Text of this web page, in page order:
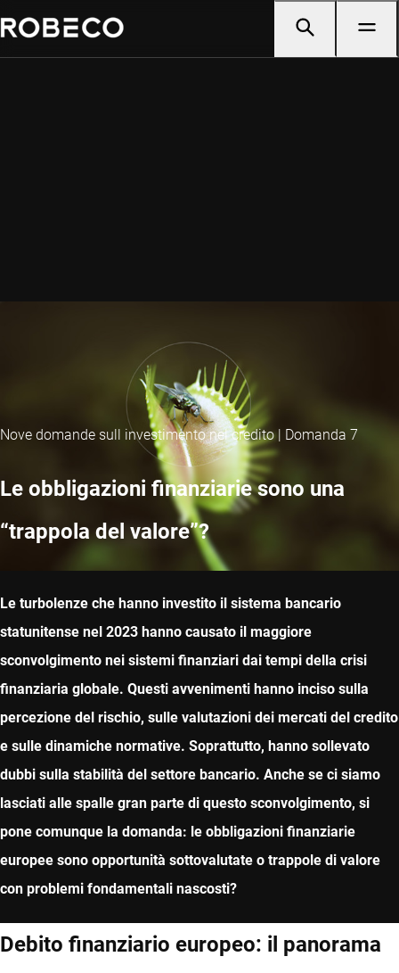
Nove domande sull investimento nel credito | Domanda 7
Le obbligazioni finanziarie sono una
“trappola del valore”?
Le turbolenze che hanno investito il sistema bancario
statunitense nel 2023 hanno causato il maggiore
sconvolgimento nei sistemi finanziari dai tempi della crisi
finanziaria globale. Questi avvenimenti hanno inciso sulla
percezione del rischio, sulle valutazioni dei mercati del credito
e sulle dinamiche normative. Soprattutto, hanno sollevato
dubbi sulla stabilità del settore bancario. Anche se ci siamo
lasciati alle spalle gran parte di questo sconvolgimento, si
pone comunque la domanda: le obbligazioni finanziarie
europee sono opportunità sottovalutate o trappole di valore
con problemi fondamentali nascosti?
Debito finanziario europeo: il panorama